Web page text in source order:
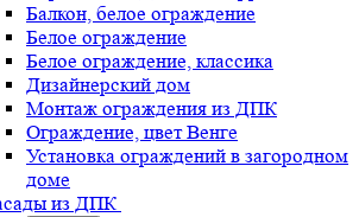
Балкон, белое ограждение
Белое ограждение
Белое ограждение, классика
Дизайнерский дом
Монтаж ограждения из ДПК
Ограждение, цвет Венге
Установка ограждений в загородном
доме
из ДПК